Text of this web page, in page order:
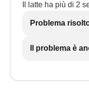
Il latte ha più di 2
Problema
Il problema è